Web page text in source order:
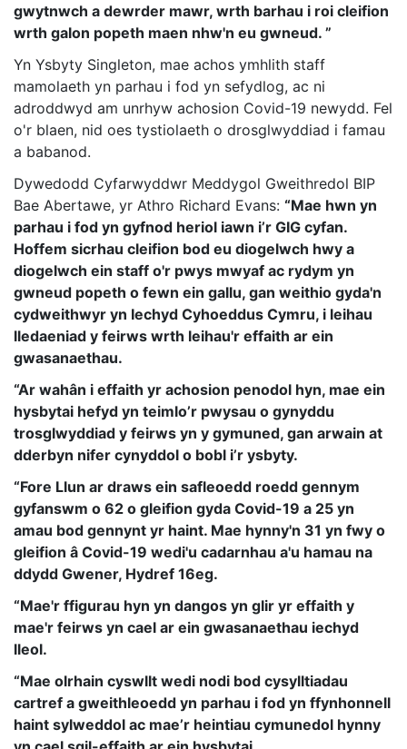
gwytnwch a dewrder mawr, wrth barhau i roi cleifion
wrth galon popeth maen nhw'n eu gwneud. ”
Yn Ysbyty Singleton, mae achos ymhlith staff
mamolaeth yn parhau i fod yn sefydlog, ac ni
adroddwyd am unrhyw achosion Covid-19 newydd. Fel
o'r blaen, nid oes tystiolaeth o drosglwyddiad i famau
a babanod.
Dywedodd Cyfarwyddwr Meddygol Gweithredol BIP
Bae Abertawe, yr Athro Richard Evans: “Mae hwn yn
parhau i fod yn gyfnod heriol iawn i’r GIG cyfan.
Hoffem sicrhau cleifion bod eu diogelwch hwy a
diogelwch ein staff o'r pwys mwyaf ac rydym yn
gwneud popeth o fewn ein gallu, gan weithio gyda'n
cydweithwyr yn Iechyd Cyhoeddus Cymru, i leihau
lledaeniad y feirws wrth leihau'r effaith ar ein
gwasanaethau.
“Ar wahân i effaith yr achosion penodol hyn, mae ein
hysbytai hefyd yn teimlo’r pwysau o gynyddu
trosglwyddiad y feirws yn y gymuned, gan arwain at
dderbyn nifer cynyddol o bobl i’r ysbyty.
“Fore Llun ar draws ein safleoedd roedd gennym
gyfanswm o 62 o gleifion gyda Covid-19 a 25 yn
amau ​​bod gennynt yr haint. Mae hynny'n 31 yn fwy o
gleifion â Covid-19 wedi'u cadarnhau a'u hamau na
ddydd Gwener, Hydref 16eg.
“Mae'r ffigurau hyn yn dangos yn glir yr effaith y
mae'r feirws yn cael ar ein gwasanaethau iechyd
lleol.
“Mae olrhain cyswllt wedi nodi bod cysylltiadau
cartref a gweithleoedd yn parhau i fod yn ffynhonnell
haint sylweddol ac mae’r heintiau cymunedol hynny